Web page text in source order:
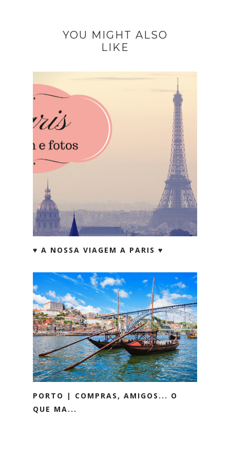
YOU MIGHT ALSO
LIKE
♥ A NOSSA VIAGEM A PARIS ♥
PORTO | COMPRAS, AMIGOS... O
QUE MA...